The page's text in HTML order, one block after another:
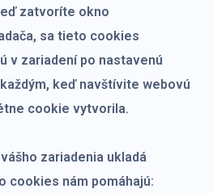
zatvoríte okno
sa tieto cookies
v zariadení po nastavenú
keď navštívite webovú
cookie vytvorila.
zariadenia ukladá
cookies nám pomáhajú: